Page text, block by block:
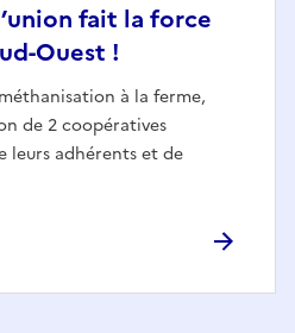
fait la force
Ouest !
à la ferme,
de 2 coopératives
leurs adhérents et de